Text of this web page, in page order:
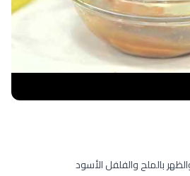
بالملح والفلفل الأسود